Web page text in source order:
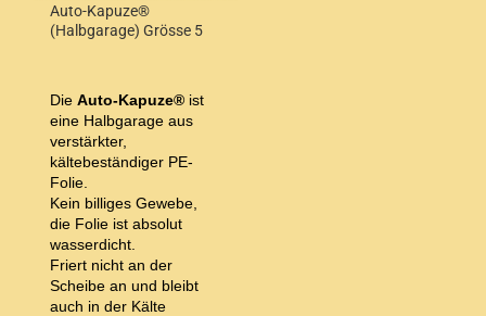
Auto-Kapuze®
(Halbgarage) Grösse 5
Die Auto-Kapuze® ist
eine Halbgarage aus
verstärkter,
kältebeständiger PE-
Folie.
Kein billiges Gewebe,
die Folie ist absolut
wasserdicht.
Friert nicht an der
Scheibe an und bleibt
auch in der Kälte